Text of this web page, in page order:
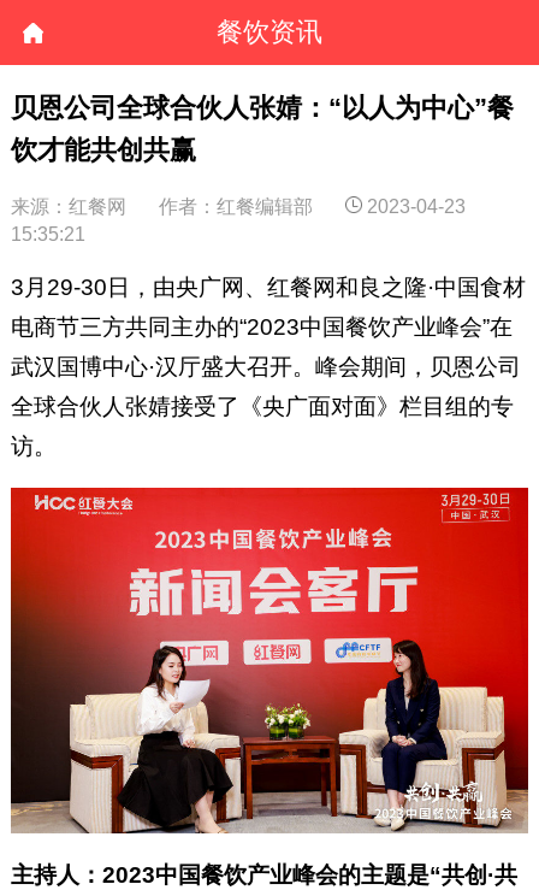
餐饮资讯
贝恩公司全球合伙人张婧：“以人为中心”餐
饮才能共创共赢
来源：红餐网 作者：红餐编辑部
2023-04-23
15:35:21
3月29-30日，由央广网、红餐网和良之隆·中国食材
电商节三方共同主办的“2023中国餐饮产业峰会”在
武汉国博中心·汉厅盛大召开。峰会期间，贝恩公司
全球合伙人张婧接受了《央广面对面》栏目组的专
访。
主持人：2023中国餐饮产业峰会的主题是“共创·共